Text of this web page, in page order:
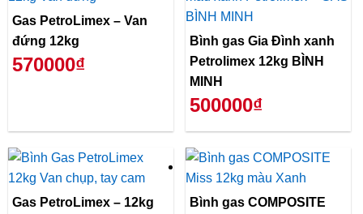
Gas PetroLimex – Van
đứng 12kg
570000₫
Bình gas Gia Đình xanh
Petrolimex 12kg BÌNH
MINH
500000₫
Gas PetroLimex – 12kg
Bình gas COMPOSITE